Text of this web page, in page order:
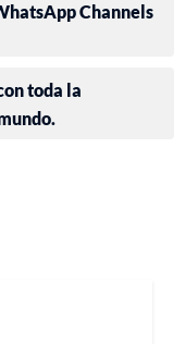
Channels
toda la